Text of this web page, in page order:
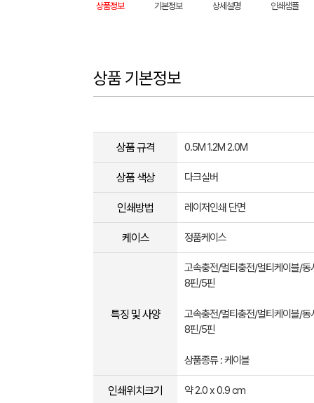
상품정보 기본정보 상세설명 인쇄샘플
상품 기본정보
상품 규격 0.5M 1.2M 2.0M
상품 색상 다크실버
인쇄방법 레이저인쇄 단면
케이스 정품케이스
특징 및 사양
고속충전/멀티충전/멀티케이블/
8핀/5핀
고속충전/멀티충전/멀티케이블/
8핀/5핀
상품종류 : 케이블
인쇄위치크기 약 2.0 x 0.9 cm